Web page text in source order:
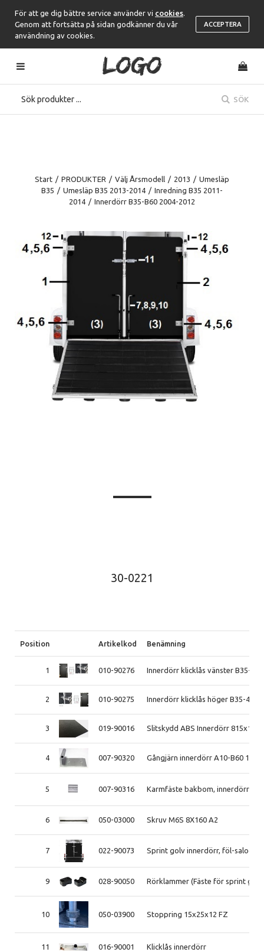
För att ge dig bättre service använder vi cookies
Genom att fortsätta på sidan godkänner du vår
användning av cookies.
ACCEPTERA
SÖK
Start / PRODUKTER / Välj Årsmodell / 2013 / Umesläp
B35 / Umesläp B35 2013-2014 / Inredning B35 2011-
2014 / Innerdörr B35-B60 2004-2012
30-0221
Position Artikelkod Benämning
1 010-90276 Innerdörr klicklås vänster B35-45,
2 010-90275 Innerdörr klicklås höger B35-45,
3 019-90016 Slitskydd ABS Innerdörr
4 007-90320 Gångjärn innerdörr A10-B60
5 007-90316 Karmfäste bakbom, innerdörr
6 050-03000 Skruv M6S 8X160 A2
7 022-90073 Sprint golv innerdörr, föl-saloon
9 028-90050 Rörklammer (Fäste för sprint
10 050-03900 Stoppring 15x25x12 FZ
11 016-90001 Klicklås innerdörr